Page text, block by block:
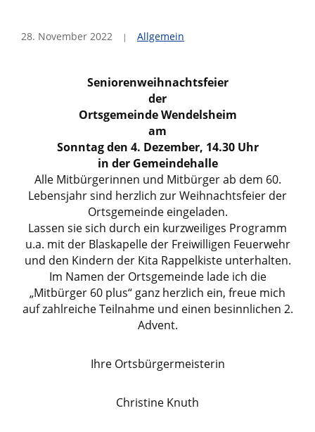
28. November 2022 Allgemein
Seniorenweihnachtsfeier
der
Ortsgemeinde Wendelsheim
am
Sonntag den 4. Dezember, 14.30 Uhr
in der Gemeindehalle
Alle Mitbürgerinnen und Mitbürger ab dem 60.
Lebensjahr sind herzlich zur Weihnachtsfeier der
Ortsgemeinde eingeladen.
Lassen sie sich durch ein kurzweiliges Programm
u.a. mit der Blaskapelle der Freiwilligen Feuerwehr
und den Kindern der Kita Rappelkiste unterhalten.
Im Namen der Ortsgemeinde lade ich die
„Mitbürger 60 plus“ ganz herzlich ein, freue mich
auf zahlreiche Teilnahme und einen besinnlichen 2.
Advent.
Ihre Ortsbürgermeisterin
Christine Knuth